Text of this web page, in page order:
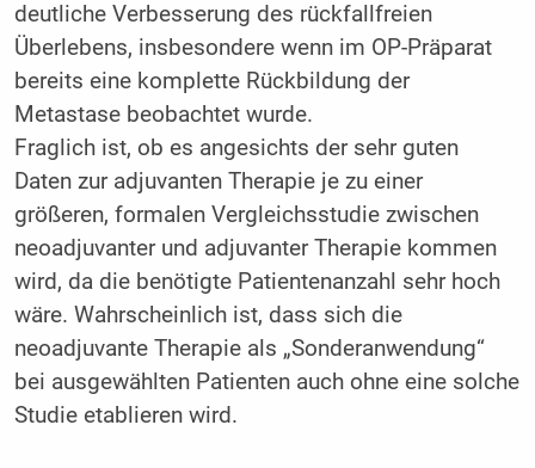
deutliche Verbesserung des rückfallfreien
Überlebens, insbesondere wenn im OP-Präparat
bereits eine komplette Rückbildung der
Metastase beobachtet wurde.
Fraglich ist, ob es angesichts der sehr guten
Daten zur adjuvanten Therapie je zu einer
größeren, formalen Vergleichsstudie zwischen
neoadjuvanter und adjuvanter Therapie kommen
wird, da die benötigte Patientenanzahl sehr hoch
wäre. Wahrscheinlich ist, dass sich die
neoadjuvante Therapie als „Sonderanwendung“
bei ausgewählten Patienten auch ohne eine solche
Studie etablieren wird.